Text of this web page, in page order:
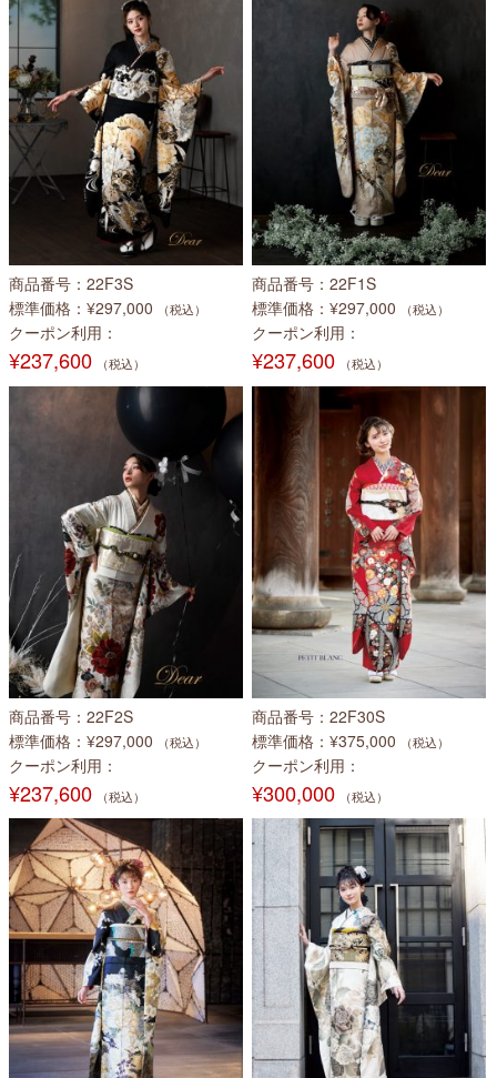
商品番号
22F3S
標準価格
¥297,000 （税込）
クーポン利用
¥237,600 （税込）
商品番号
22F1S
標準価格
¥297,000 （税込）
クーポン利用
¥237,600 （税込）
商品番号
22F2S
標準価格
¥297,000 （税込）
クーポン利用
¥237,600 （税込）
商品番号
22F30S
標準価格
¥375,000 （税込）
クーポン利用
¥300,000 （税込）